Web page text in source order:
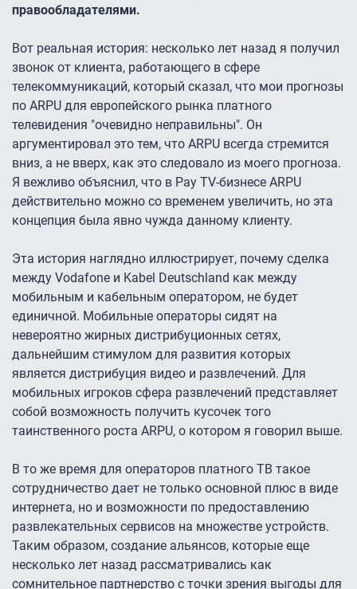
правообладателями.
Вот реальная история: несколько лет назад я получил
звонок от клиента, работающего в сфере
телекоммуникаций, который сказал, что мои прогнозы
по ARPU для европейского рынка платного
телевидения "очевидно неправильны". Он
аргументировал это тем, что ARPU всегда стремится
вниз, а не вверх, как это следовало из моего прогноза.
Я вежливо объяснил, что в Pay TV-бизнесе ARPU
действительно можно со временем увеличить, но эта
концепция была явно чужда данному клиенту.
Эта история наглядно иллюстрирует, почему сделка
между Vodafone и Kabel Deutschland как между
мобильным и кабельным оператором, не будет
единичной. Мобильные операторы сидят на
невероятно жирных дистрибуционных сетях,
дальнейшим стимулом для развития которых
является дистрибуция видео и развлечений. Для
мобильных игроков сфера развлечений представляет
собой возможность получить кусочек того
таинственного роста ARPU, о котором я говорил выше.
В то же время для операторов платного ТВ такое
сотрудничество дает не только основной плюс в виде
интернета, но и возможности по предоставлению
развлекательных сервисов на множестве устройств.
Таким образом, создание альянсов, которые еще
несколько лет назад рассматривались как
сомнительное партнерство с точки зрения выгоды для